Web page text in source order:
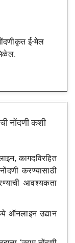
ई-मेल
नोंदणी कशी
कागदविरहित
करण्यासाठी
आवश्यकता
ऑनलाइन उद्यान